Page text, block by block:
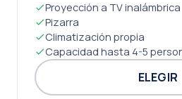
Proyección a TV inalámbrica
Pizarra
Climatización propia
Capacidad hasta 4-5
ELEGIR